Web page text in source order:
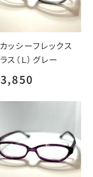
ッシーフレックス
ス（Ｌ）グレー